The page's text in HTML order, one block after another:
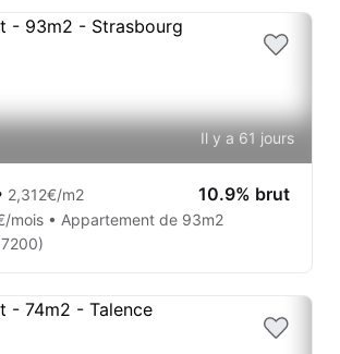
Il y a 61 jours
2,312€/m2 10.9% brut
mois • Appartement de 93m2